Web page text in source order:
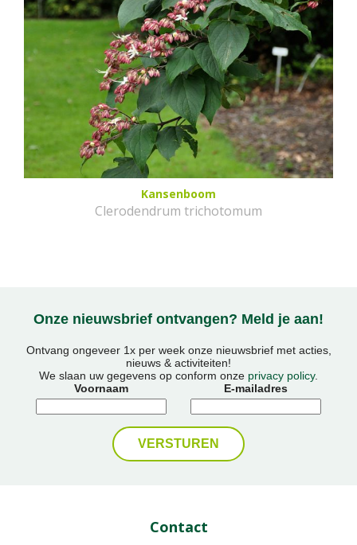
Kansenboom
Clerodendrum trichotomum
Onze nieuwsbrief ontvangen? Meld je aan!
Ontvang ongeveer 1x per week onze nieuwsbrief met acties,
nieuws & activiteiten!
We slaan uw gegevens op conform onze privacy policy.
Voornaam
E-mailadres
Contact